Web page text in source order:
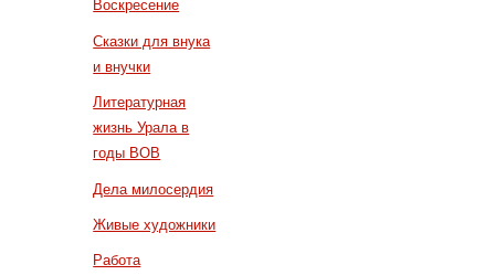
Воскресение
Сказки для внука
и внучки
Литературная
жизнь Урала в
годы ВОВ
Дела милосердия
Живые художники
Работа